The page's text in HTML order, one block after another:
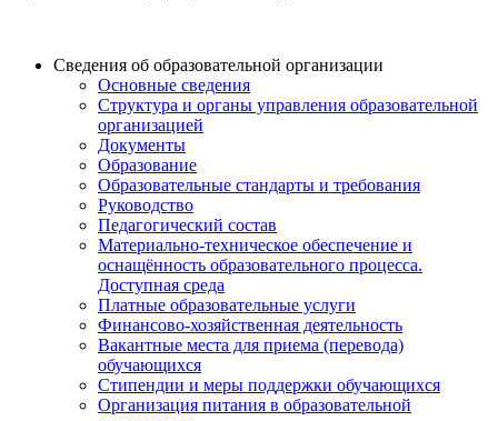
Сведения об образовательной организации
Основные сведения
Структура и органы управления образовательной
организацией
Документы
Образование
Образовательные стандарты и требования
Руководство
Педагогический состав
Материально-техническое обеспечение и
оснащённость образовательного процесса.
Доступная среда
Платные образовательные услуги
Финансово-хозяйственная деятельность
Вакантные места для приема (перевода)
обучающихся
Стипендии и меры поддержки обучающихся
Организация питания в образовательной